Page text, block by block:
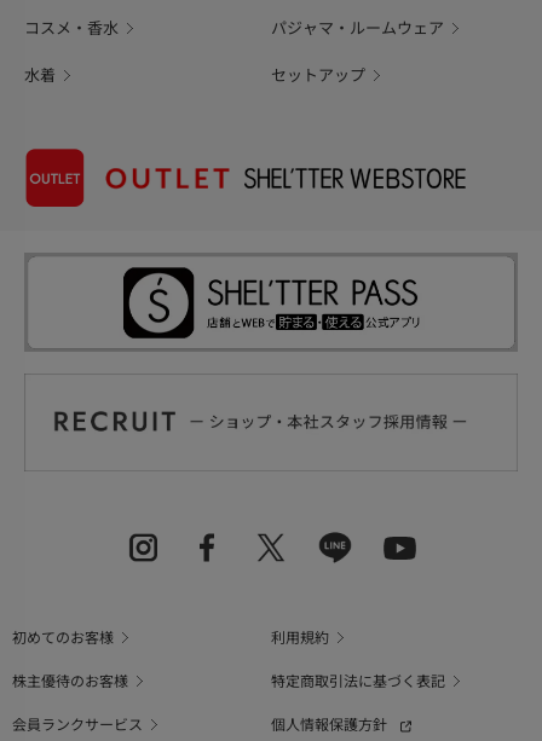
コスメ・香水 パジャマ・ルームウェア
水着 セットアップ
初めてのお客様
利用規約
株主優待のお客様
特定商取引法に基づく表記
会員ランクサービス
個人情報保護方針